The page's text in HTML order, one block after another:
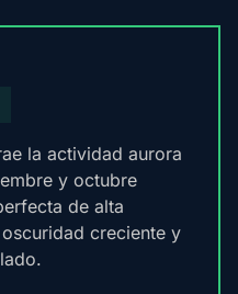
la actividad aurora
y octubre
de alta
creciente y